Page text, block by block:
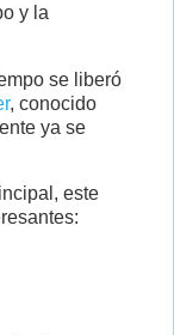
y la
se liberó
, conocido
ya se
este